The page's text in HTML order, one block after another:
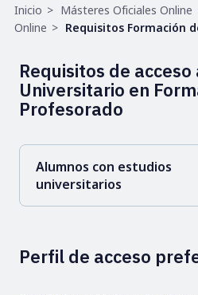
Ruta
de
Inicio Másteres Oficiales Online
Online
Requisitos Formación
Requisitos de
Universitario en
Profesorado
Alumnos con estudios
universitarios
Perfil de acceso